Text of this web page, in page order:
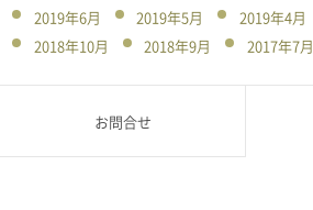
2019年6月
2019年5月 2019年4月
2018年10月
2018年9月 2017年7月
お問合せ